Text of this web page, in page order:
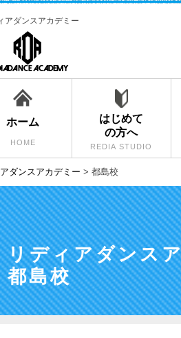
アダンスアカデミー
ホーム
HOME
はじめて
の方へ
REDIA STUDIO
ダンスアカデミー > 都島校
リディアダンス
都島校